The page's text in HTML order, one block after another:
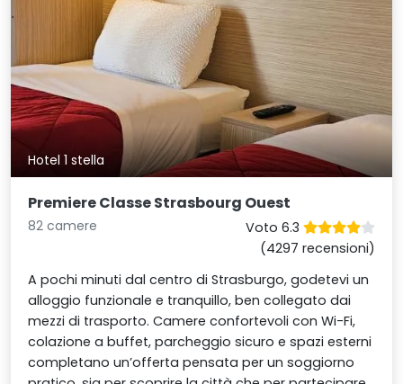
Hotel 1 stella
Premiere Classe Strasbourg Ouest
82 camere
Voto 6.3
(4297 recensioni)
A pochi minuti dal centro di Strasburgo, godetevi un
alloggio funzionale e tranquillo, ben collegato dai
mezzi di trasporto. Camere confortevoli con Wi-Fi,
colazione a buffet, parcheggio sicuro e spazi esterni
completano un’offerta pensata per un soggiorno